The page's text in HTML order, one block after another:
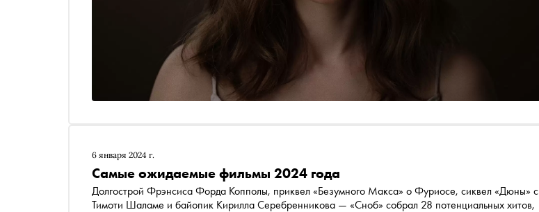
6 января 2024 г.
Самые ожидаемые фильмы 2024 года
Долгострой Фрэнсиса Форда Копполы, приквел «Безумного Макса» о Фуриосе, сиквел «Дюны» с
Тимоти Шаламе и байопик Кирилла Серебренникова — «Сноб» собрал 28 потенциальных хитов,